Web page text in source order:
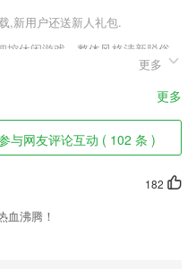
,新用户还送新人礼包.
休闲游戏，整体风格清新脱俗，
压。多种多样的小球供你选择，丰
的游戏，赶紧下载下来体验一下
件特色
哦～
握孩子的位置信息以及活动轨迹
程在线搜索。
入关键字，快速的搜索到课程；
更多
更多
与网友评论互动 ( 102 条 )
182
血沸腾！